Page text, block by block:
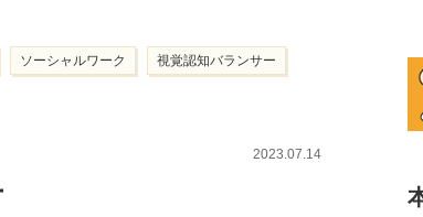
ソーシャルワーク 視覚認知バランサー
2023.07.14